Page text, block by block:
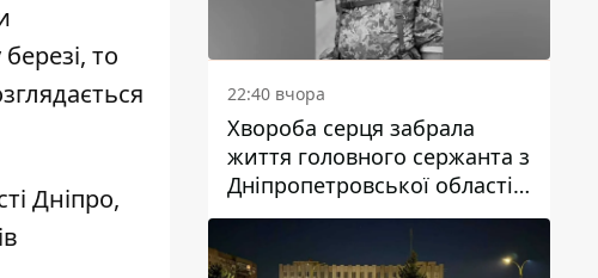
то
Дніпро,
22:40 вчора
Хвороба серця забрала
життя головного сержанта з
Дніпропетровської області
Юрія Свистуна